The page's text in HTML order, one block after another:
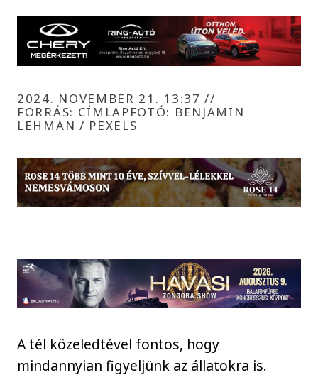
2024. NOVEMBER 21. 13:37//
FORRÁS: CÍMLAPFOTÓ: BENJAMIN
LEHMAN / PEXELS
A tél közeledtével fontos, hogy
mindannyian figyeljünk az állatokra is.